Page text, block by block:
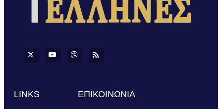
LINKS ΕΠΙΚΟΙΝΩΝΙΑ